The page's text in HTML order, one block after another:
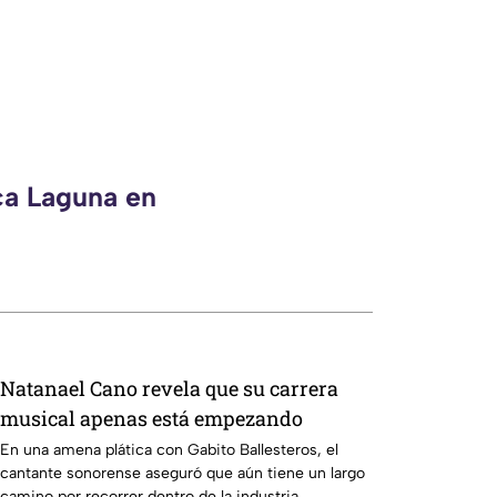
Laguna en
Natanael Cano revela que su carrera
musical apenas está empezando
En una amena plática con Gabito Ballesteros, el
cantante sonorense aseguró que aún tiene un largo